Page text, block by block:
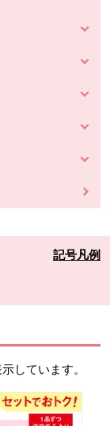
記号凡例
しています。